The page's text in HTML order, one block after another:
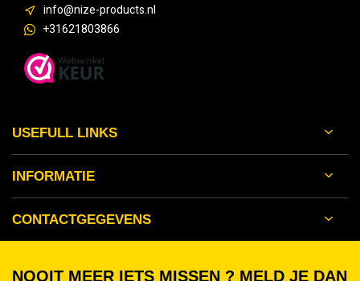
info@nize-products.nl
+31621803866
USEFULL LINKS
INFORMATIE
CONTACTGEGEVENS
NOOIT MEER IETS MISSEN ? MELD JE DAN